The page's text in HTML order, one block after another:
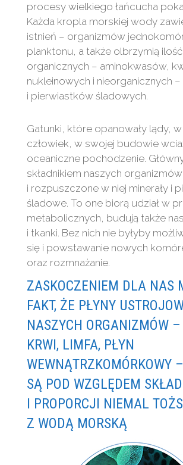
procesy wielkiego łańcucha
Każda kropla morskiej wody
istnień – organizmów
planktonu, a także olbrzymią
organicznych – aminokwasów,
nukleinowych i nieorganicznych –
i pierwiastków śladowych.
Gatunki, które opanowały lądy,
człowiek, w swojej budowie
oceaniczne pochodzenie.
składnikiem naszych
i rozpuszczone w niej minerały i
śladowe. To one biorą udział w
metabolicznych, budują także
i tkanki. Bez nich nie byłyby
się i powstawanie nowych
oraz rozmnażanie.
ZASKOCZENIEM DLA NAS
FAKT, ŻE PŁYNY
NASZYCH ORGANIZMÓW –
KRWI, LIMFA, PŁYN
WEWNĄTRZKOMÓRKOWY –
SĄ POD WZGLĘDEM
I PROPORCJI NIEMAL
Z WODĄ MORSKĄ